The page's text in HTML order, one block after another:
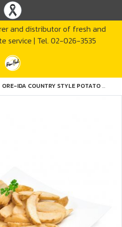
and distributor of fresh and
service | Tel. 02-026-3535
ORE-IDA COUNTRY STYLE POTATO WEDGES